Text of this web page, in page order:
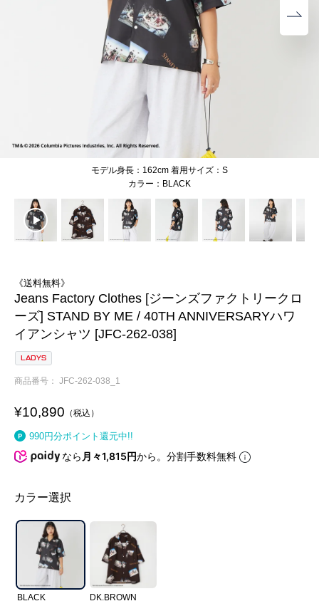
モデル身長：162cm 着用サイズ：S
BLACK
《送料無料》
Jeans Factory Clothes [ジーンズファクトリークロ
ーズ] STAND BY ME / 40TH ANNIVERSARYハワ
イアンシャツ [JFC-262-038]
LADYS
商品番号 JFC-262-038_1
¥10,890 税込
990円分ポイント還元中!!
なら 月々1,815円から。分割手数料無料
カラー選択
BLACK DK.BROWN